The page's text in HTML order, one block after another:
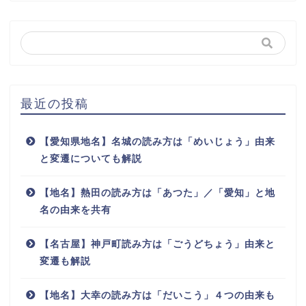
最近の投稿
【愛知県地名】名城の読み方は「めいじょう」由来
と変遷についても解説
【地名】熱田の読み方は「あつた」／「愛知」と地
名の由来を共有
【名古屋】神戸町読み方は「ごうどちょう」由来と
変遷も解説
【地名】大幸の読み方は「だいこう」４つの由来も